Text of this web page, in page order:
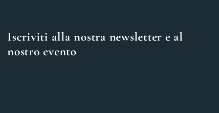
Iscriviti alla nostra newsletter e al
nostro evento